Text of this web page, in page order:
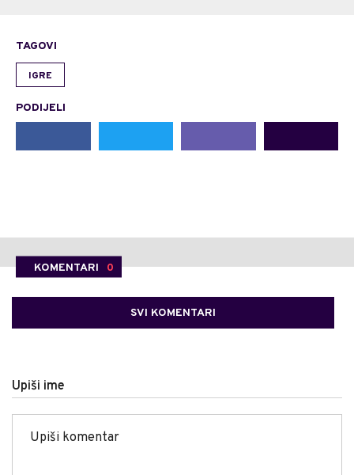
TAGOVI
IGRE
PODIJELI
KOMENTARI 0
SVI KOMENTARI
Upiši ime